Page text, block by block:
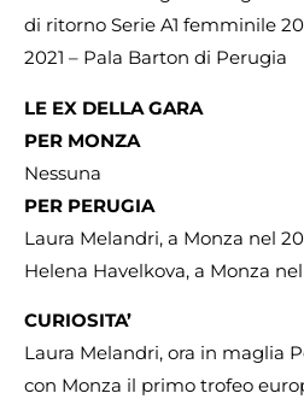
di ritorno Serie A1 femminile
2021 – Pala Barton di Perugia
LE EX DELLA GARA
PER MONZA
Nessuna
PER PERUGIA
Laura Melandri, a Monza nel
Helena Havelkova, a Monza nel
CURIOSITA’
Laura Melandri, ora in maglia
con Monza il primo trofeo